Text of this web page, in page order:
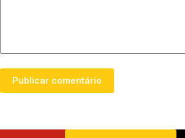
Publicar comentário